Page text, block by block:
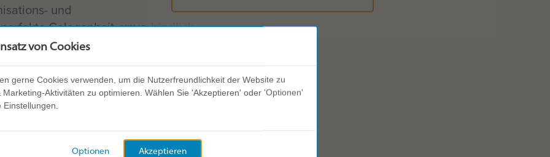
und
Gelegenheit, unverbindlich
sowie die
zu entdecken.
nachhaltige
Durch bessere
und
Kundenbindung
von Cookies
gerne Cookies verwenden, um die Nutzerfreundlichkeit der Website zu
Marketing-Aktivitäten zu optimieren. Wählen Sie 'Akzeptieren' oder 'Optionen'
Akzeptieren
Optionen